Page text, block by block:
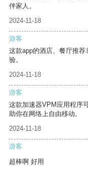
伴家人。
2024-11-18
游客
这款app的酒店、餐厅推
验。
2024-11-18
游客
这款加速器VPM应用程序
助你在网络上自由移动。
2024-11-18
游客
超棒啊 好用